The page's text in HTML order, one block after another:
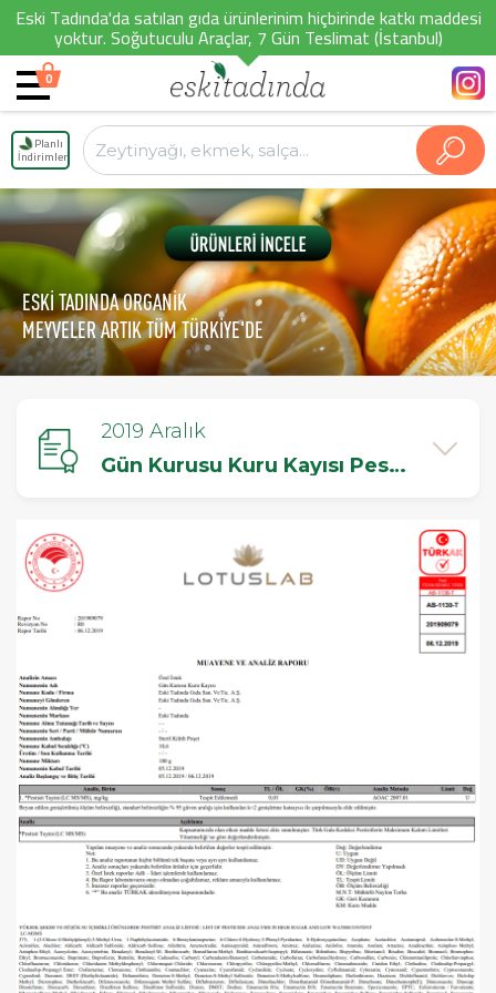
Eski Tadında'da satılan gıda ürünlerinim hiçbirinde katkı maddesi
yoktur. Soğutuculu Araçlar, 7 Gün Teslimat (İstanbul)
0
Planlı
İndirimler
ESKİ TADINDA ORGANİK
MEYVELER ARTIK TÜM TÜRKİYE'DE
2019 Aralık
Gün Kurusu Kuru Kayısı Pestisit Testi